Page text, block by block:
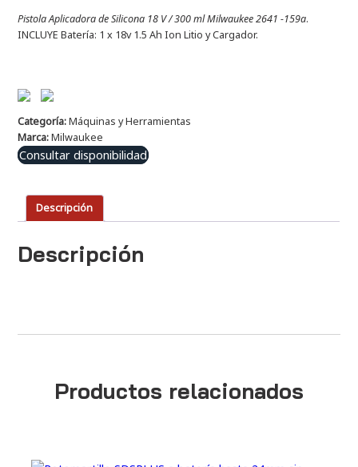
Pistola Aplicadora de Silicona 18 V / 300 ml Milwaukee 2641 -159a.
INCLUYE Batería: 1 x 18v 1.5 Ah Ion Litio y Cargador.
Categoría:Máquinas y Herramientas
Marca:Milwaukee
Consultar disponibilidad
Descripción
Descripción
Productos relacionados